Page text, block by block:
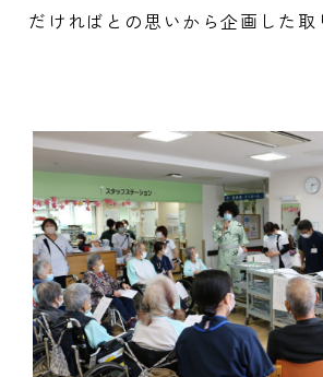
だければとの思いから企画した取